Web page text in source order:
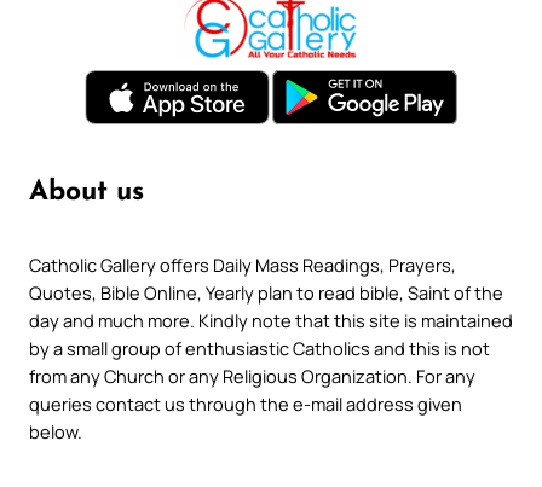
About us
Catholic Gallery offers Daily Mass Readings, Prayers,
Quotes, Bible Online, Yearly plan to read bible, Saint of the
day and much more. Kindly note that this site is maintained
by a small group of enthusiastic Catholics and this is not
from any Church or any Religious Organization. For any
queries contact us through the e-mail address given
below.